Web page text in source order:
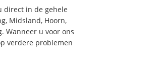
direct in de gehele
Midsland, Hoorn,
Wanneer u voor ons
verdere problemen